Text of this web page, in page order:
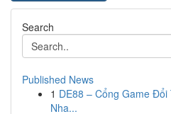
Search
Published News
1 DE88 – Cổng Game
Nha...